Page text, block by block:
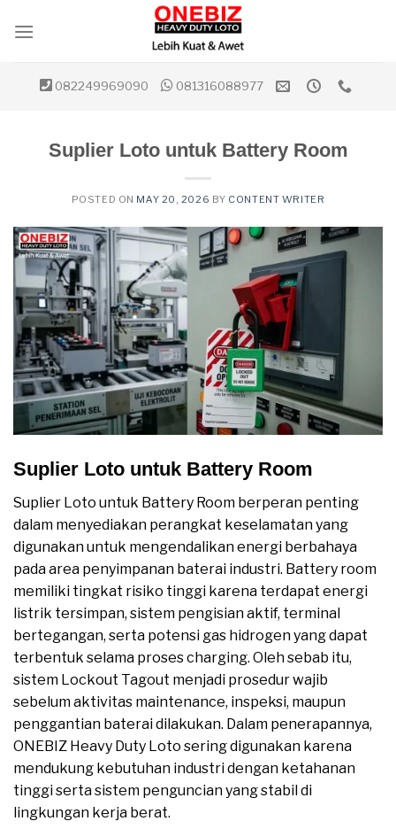
082249969090 081316088977
Suplier Loto untuk Battery Room
POSTED ON MAY 20, 2026 BY CONTENT WRITER
Suplier Loto untuk Battery Room
Suplier Loto untuk Battery Room berperan penting
dalam menyediakan perangkat keselamatan yang
digunakan untuk mengendalikan energi berbahaya
pada area penyimpanan baterai industri. Battery room
memiliki tingkat risiko tinggi karena terdapat energi
listrik tersimpan, sistem pengisian aktif, terminal
bertegangan, serta potensi gas hidrogen yang dapat
terbentuk selama proses charging. Oleh sebab itu,
sistem Lockout Tagout menjadi prosedur wajib
sebelum aktivitas maintenance, inspeksi, maupun
penggantian baterai dilakukan. Dalam penerapannya,
ONEBIZ Heavy Duty Loto sering digunakan karena
mendukung kebutuhan industri dengan ketahanan
tinggi serta sistem penguncian yang stabil di
lingkungan kerja berat.